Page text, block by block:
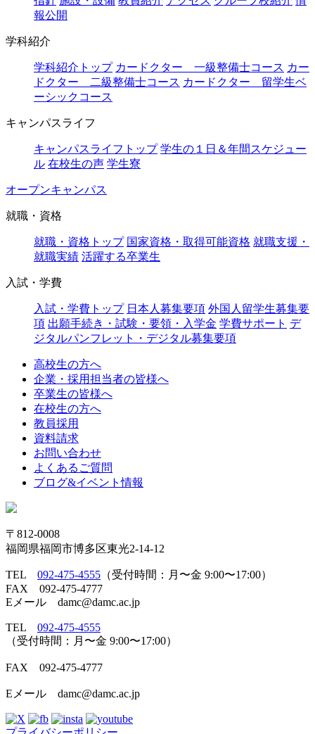
報公開
学科紹介
学科紹介トップ カードクター 一級整備士コース カー
ドクター 二級整備士コース カードクター 留学生ベ
ーシックコース
キャンパスライフ
キャンパスライフトップ 学生の１日＆年間スケジュー
ル 在校生の声 学生寮
オープンキャンパス
就職・資格
就職・資格トップ 国家資格・取得可能資格 就職支援・
就職実績 活躍する卒業生
入試・学費
入試・学費トップ 日本人募集要項 外国人留学生募集要
項 出願手続き・試験・要領・入学金 学費サポート デ
ジタルパンフレット・デジタル募集要項
高校生の方へ
企業・採用担当者の皆様へ
卒業生の皆様へ
在校生の方へ
教員採用
資料請求
お問い合わせ
よくあるご質問
ブログ&イベント情報
〒812-0008
福岡県福岡市博多区東光2-14-12
TEL 092-475-4555 （受付時間：月〜金 9:00〜17:00）
FAX 092-475-4777
Eメール damc@damc.ac.jp
TEL 092-475-4555
（受付時間：月〜金 9:00〜17:00）
FAX 092-475-4777
Eメール damc@damc.ac.jp